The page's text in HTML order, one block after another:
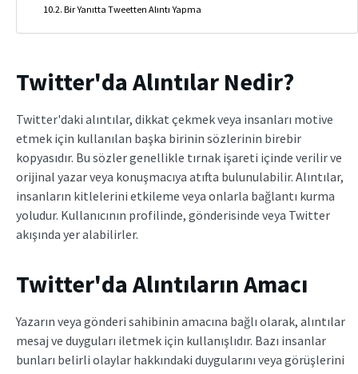
Bir Yanıtta Tweetten Alıntı Yapma
Twitter'da Alıntılar Nedir?
Twitter'daki alıntılar, dikkat çekmek veya insanları motive
etmek için kullanılan başka birinin sözlerinin birebir
kopyasıdır. Bu sözler genellikle tırnak işareti içinde verilir ve
orijinal yazar veya konuşmacıya atıfta bulunulabilir. Alıntılar,
insanların kitlelerini etkileme veya onlarla bağlantı kurma
yoludur. Kullanıcının profilinde, gönderisinde veya Twitter
akışında yer alabilirler.
Twitter'da Alıntıların Amacı
Yazarın veya gönderi sahibinin amacına bağlı olarak, alıntılar
mesaj ve duyguları iletmek için kullanışlıdır. Bazı insanlar
bunları belirli olaylar hakkındaki duygularını veya görüşlerini